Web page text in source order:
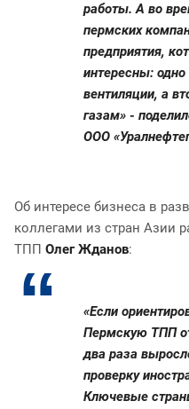
работы. А во
пермских
предприятия,
интересны:
вентиляции, а
газам» -
ООО
Об интересе бизнеса в
коллегами из стран Азии
ТПП Олег Жданов:
«Если
Пермскую ТПП
два раза
проверку
Ключевые